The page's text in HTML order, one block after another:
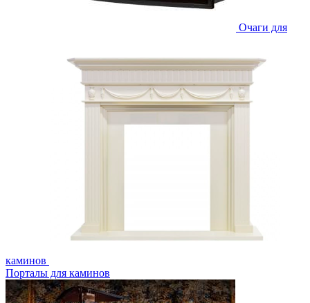
Очаги для
каминов
Порталы для каминов